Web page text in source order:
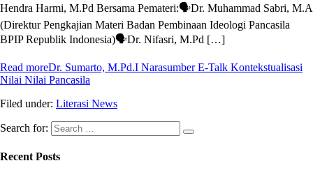
Hendra Harmi, M.Pd Bersama Pemateri:🗣️Dr. Muhammad Sabri, M.A
(Direktur Pengkajian Materi Badan Pembinaan Ideologi Pancasila
BPIP Republik Indonesia)🗣️Dr. Nifasri, M.Pd […]
Read moreDr. Sumarto, M.Pd.I Narasumber E-Talk Kontekstualisasi
Nilai Nilai Pancasila
Filed under: Literasi News
Search for:
Recent Posts